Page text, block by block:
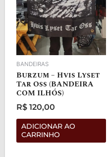
BANDEIRAS
Burzum – Hvis Lyset
Tar Oss (BANDEIRA
COM ILHÓS)
Avaliação
0
R$ 120,00
ADICIONAR AO
CARRINHO